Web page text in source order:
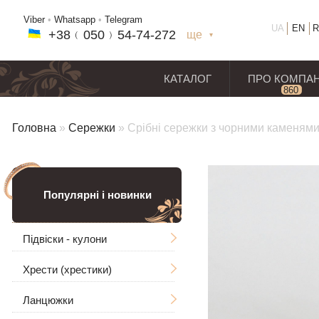
Viber • Whatsapp • Telegram
+38﹙ 050 ﹚54-74-272 ще
+38(068) 97
UA EN
КАТАЛОГ ПРО
860
Головна » Сережки » Срібні сережки з чорними каменями
Популярні і новинки
Підвіски - кулони
Чоловічі
Великі
Ладанки
Хрести (хрестики)
Без розп'яття
Ланцюжки